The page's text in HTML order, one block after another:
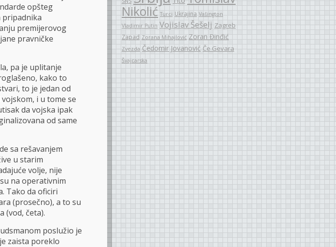
opšteg
pripadnika
premijerovog
pravničke
pa je uplitanje
kako to
to je jedan od
i u tome se
da vojska ipak
od same
sa rešavanjem
u starim
volje, nije
na operativnim
Tako da oficiri
(prosečno), a to su
(vod, četa).
poslužio je
zaista poreklo
Nikolić Turci Ukrajina Vašington
Vladimir Putin Vojislav Šešelj Zagreb
Zapad Zorana Mihajlović Zoran Đinđić
Zvezda Čedomir Jovanović Če Gevara
Švajcarska